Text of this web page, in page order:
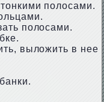
полосами.
полосами.
выложить в нее